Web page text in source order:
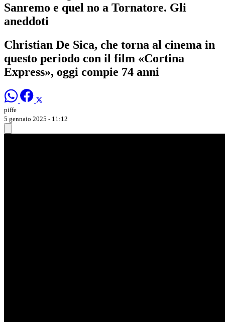
Sanremo e quel no a Tornatore. Gli
aneddoti
Christian De Sica, che torna al cinema in
questo periodo con il film «Cortina
Express», oggi compie 74 anni
piffe
5 gennaio 2025 - 11:12